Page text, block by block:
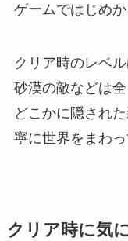
ゲームではじめか
クリア時のレベ
砂漠の敵などは
どこかに隠され
寧に世界をまわ
クリア時に気